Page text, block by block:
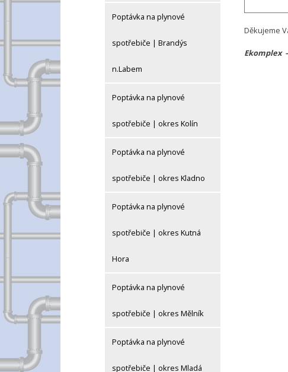
Poptávka na plynové
spotřebiče | Brandýs
n.Labem
Poptávka na plynové
spotřebiče | okres Kolín
Poptávka na plynové
spotřebiče | okres Kladno
Poptávka na plynové
spotřebiče | okres Kutná
Hora
Poptávka na plynové
spotřebiče | okres Mělník
Poptávka na plynové
spotřebiče | okres Mladá
Děkujeme
Ekomplex